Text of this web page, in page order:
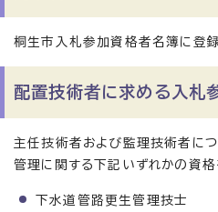
桐生市入札参加資格者名簿に登録
配置技術者に求める入札
主任技術者および監理技術者に
管理に関する下記いずれかの資格
下水道管路更生管理技士